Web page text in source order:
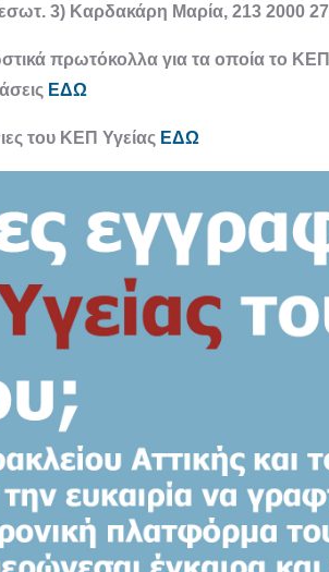
3) Καρδακάρη Μαρία, 213 2000
πρωτόκολλα για τα οποία το
ΕΔΩ
του ΚΕΠ Υγείας ΕΔΩ